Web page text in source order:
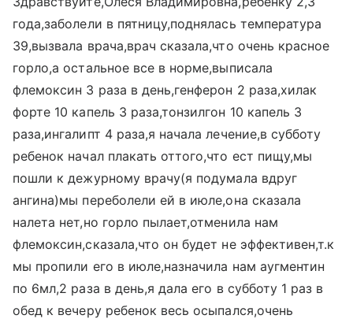
года,заболели в пятницу,поднялась температура
39,вызвала врача,врач сказала,что очень красное
горло,а остальное все в норме,выписала
флемоксин 3 раза в день,генферон 2 раза,хилак
форте 10 капель 3 раза,тонзилгон 10 капель 3
раза,ингалипт 4 раза,я начала лечение,в субботу
ребенок начал плакать оттого,что ест пищу,мы
пошли к дежурному врачу(я подумала вдруг
ангина)мы переболели ей в июле,она сказала
налета нет,но горло пылает,отменила нам
флемоксин,сказала,что он будет не эффективен,т.к
мы пропили его в июле,назначила нам аугментин
по 6мл,2 раза в день,я дала его в субботу 1 раз в
обед к вечеру ребенок весь осыпался,очень